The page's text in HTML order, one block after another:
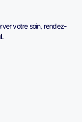
votre soin, rendez-
.